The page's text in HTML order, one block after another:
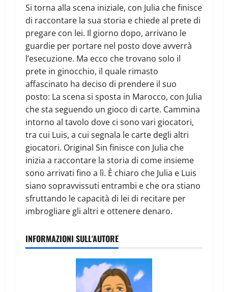
Si torna alla scena iniziale, con Julia che finisce
di raccontare la sua storia e chiede al prete di
pregare con lei. Il giorno dopo, arrivano le
guardie per portare nel posto dove avverrà
l’esecuzione. Ma ecco che trovano solo il
prete in ginocchio, il quale rimasto
affascinato ha deciso di prendere il suo
posto: La scena si sposta in Marocco, con Julia
che sta seguendo un gioco di carte. Cammina
intorno al tavolo dove ci sono vari giocatori,
tra cui Luis, a cui segnala le carte degli altri
giocatori. Original Sin finisce con Julia che
inizia a raccontare la storia di come insieme
sono arrivati fino a lì. È chiaro che Julia e Luis
siano sopravvissuti entrambi e che ora stiano
sfruttando le capacità di lei di recitare per
imbrogliare gli altri e ottenere denaro.
INFORMAZIONI SULL'AUTORE